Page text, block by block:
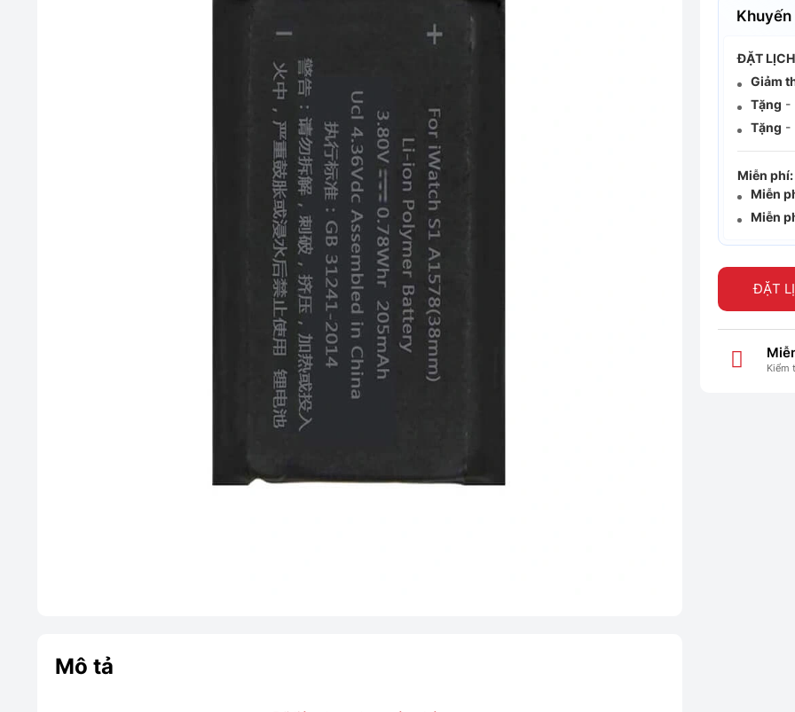
Mô tả
Khuyến
ĐẶT
Giảm
Tặng -
Tặng -
Miễn phí:
Miễn
Miễn
ĐẶT
Kiểm